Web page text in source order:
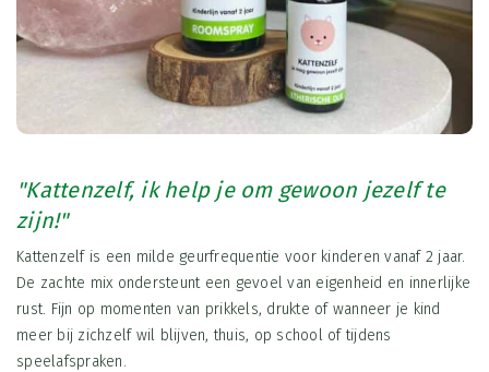
"Kattenzelf, ik help je om gewoon jezelf te
zijn!"
Kattenzelf is een milde geurfrequentie voor kinderen vanaf 2 jaar.
De zachte mix ondersteunt een gevoel van eigenheid en innerlijke
rust. Fijn op momenten van prikkels, drukte of wanneer je kind
meer bij zichzelf wil blijven, thuis, op school of tijdens
speelafspraken.